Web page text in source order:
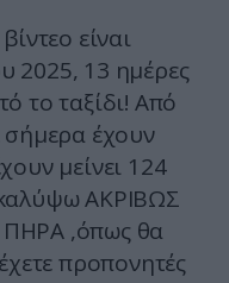
είναι
2025, 13 ημέρες
το ταξίδι! Από
σήμερα έχουν
μείνει 124
ΑΚΡΙΒΩΣ
ΠΗΡΑ ,όπως θα
προπονητές